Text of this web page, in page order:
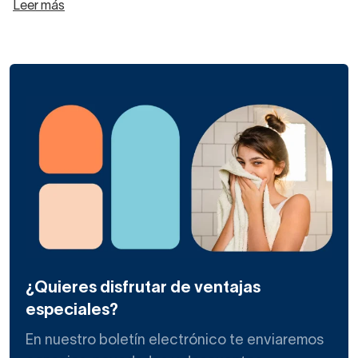
Este tipo de mamparas
cierran de forma estanca el
para que no haya fugas de agua,
salpicaduras o se pierda el calor que se concentra durante
Tu mampara corredera en esquina de bañera angular la
colores de perfilería . ¿Cuál te gusta más?
En cuanto a la composición, una mampara de bañera
Leer más
¿Quieres disfrutar de ventajas
especiales?
En nuestro boletín electrónico te enviaremos